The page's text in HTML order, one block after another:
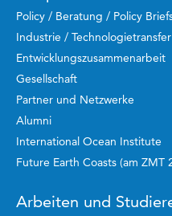
Policy / Beratung / Policy
Industrie / Technologietransfer
Entwicklungszusammenarbeit
Gesellschaft
Partner und Netzwerke
Alumni
International Ocean Institute
Future Earth Coasts (am ZMT
Arbeiten und